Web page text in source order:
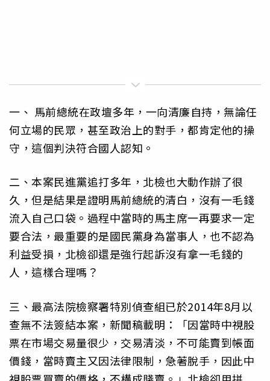
一、 馬前總統在政壇多年，一向清廉自持，無論任
何立場的民眾，甚至政治上的對手，都肯定他的操
守，這個判決符合國人認知。
二、本案民進黨追打多年，北檢也大動作辦了很
久，但是結果是證明馬前總統的清白，沒有一毛錢
流入自己口袋。過程中當時的馬主席一再要求一定
要合法，最重要的是國民黨身為當事人，也不認為
利益受損，北檢卻還是強行起訴沒有拿一毛錢的
人，這樣合理嗎？
三、最高法院檢察署特別偵查組已於2014年8月以
查無不法簽結本案，新聞稿載明：「因當時中視股
票在市場交易量很少，交易清淡，不可能賣到帳面
價錢，當時賣主又因法律限制，急著脫手，因此中